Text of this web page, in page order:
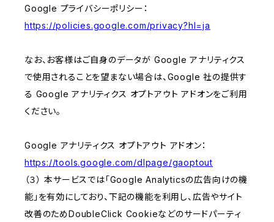
Google プライバシーポリシー：
https://policies.google.com/privacy?hl=ja
なお、お客様はご自身のデータが Google アナリティクス
で使用されることを望まない場合は、Google 社の提供す
る Google アナリティクス オプトアウト アドオンをご利用
ください。
Google アナリティクス オプトアウト アドオン：
https://tools.google.com/dlpage/gaoptout
（３） 本サービスでは「Google Analyticsの広告向けの機
能」を有効にしており、下記の機能を利用し、広告やサイト
改善のためDoubleClick Cookieなどのサードパーティ